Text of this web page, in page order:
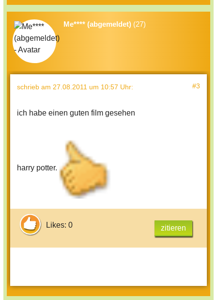
Me**** (abgemeldet) (27)
schrieb am 27.08.2011 um 10:57 Uhr: #3
ich habe einen guten film gesehen
harry potter.
Likes: 0 zitieren